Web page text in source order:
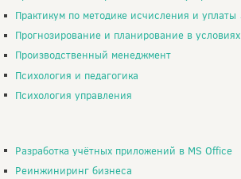
Практикум по методике исчисления и уплаты налогов
Прогнозирование и планирование в условиях рынка
Производственный менеджмент
Психология и педагогика
Психология управления
Разработка учётных приложений в MS Office
Реинжиниринг бизнеса